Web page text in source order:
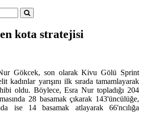
kota stratejisi
Gökcek, son olarak Kivu Gölü Sprint
kadınlar yarışını ilk sırada tamamlayarak
oldu. Böylece, Esra Nur topladığı 204
28 basamak çıkarak 143'üncülüğe,
ise 14 basamak atlayarak 66'ncılığa